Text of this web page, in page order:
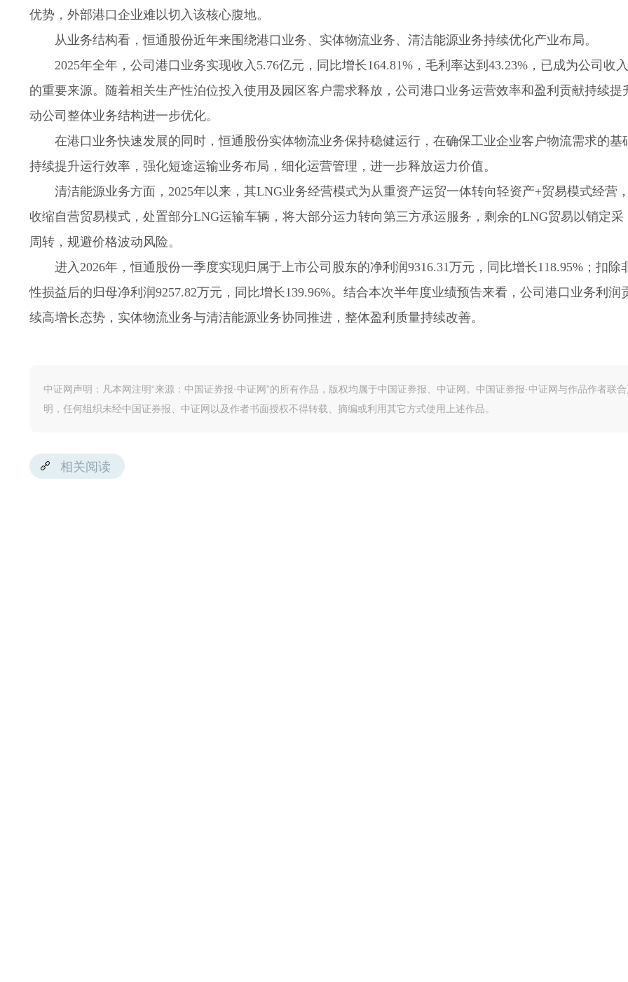
优势，外部港口企业难以切入该核心腹地。
从业务结构看，恒通股份近年来围绕港口业务、实体物流业务、清洁能源业务持续优化产业布局。
2025年全年，公司港口业务实现收入5.76亿元，同比增长164.81%，毛利率达到43.23%，已成为公司收
的重要来源。随着相关生产性泊位投入使用及园区客户需求释放，公司港口业务运营效率和盈利贡献持续提
动公司整体业务结构进一步优化。
在港口业务快速发展的同时，恒通股份实体物流业务保持稳健运行，在确保工业企业客户物流需求的基
持续提升运行效率，强化短途运输业务布局，细化运营管理，进一步释放运力价值。
清洁能源业务方面，2025年以来，其LNG业务经营模式为从重资产运贸一体转向轻资产+贸易模式经营
收缩自营贸易模式，处置部分LNG运输车辆，将大部分运力转向第三方承运服务，剩余的LNG贸易以销定采
周转，规避价格波动风险。
进入2026年，恒通股份一季度实现归属于上市公司股东的净利润9316.31万元，同比增长118.95%；扣除
性损益后的归母净利润9257.82万元，同比增长139.96%。结合本次半年度业绩预告来看，公司港口业务利润
续高增长态势，实体物流业务与清洁能源业务协同推进，整体盈利质量持续改善。
中证网声明：凡本网注明“来源：中国证券报·中证网”的所有作品，版权均属于中国证券报、中证网。中国证券报·中证网与作品作者联
明，任何组织未经中国证券报、中证网以及作者书面授权不得转载、摘编或利用其它方式使用上述作品。
相关阅读